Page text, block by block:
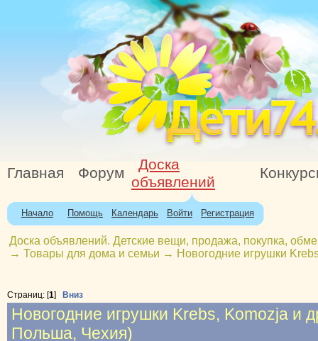
Главная Форум
Доска
объявлений
Начало Помощь Календарь Войти Регистрация
Доска объявлений. Детские вещи, продажа, покупка,
→ Товары для дома и семьи → Новогодние игрушки
Страниц: [1] Вниз
Новогодние игрушки Krebs, Komozja и
Польша, Чехия)